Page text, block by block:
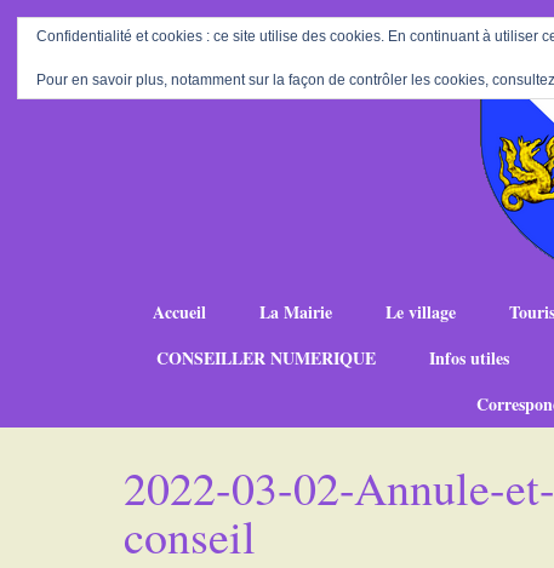
Accueil La Mairie Le village
CONSEILLER NUMERIQUE
Infos utiles
2022-03-02-Annule-
conseil
Confidentialité et cookies : ce site utilise des cookies. En continuant à utiliser
Pour en savoir plus, notamment sur la façon de contrôler les cookies,